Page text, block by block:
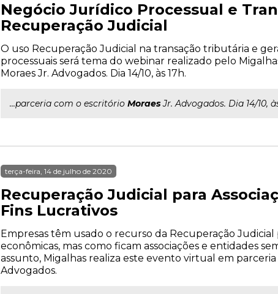
Negócio Jurídico Processual e
Recuperação Judicial
O uso Recuperação Judicial na transação tributária e
processuais será tema do webinar realizado pelo
Moraes Jr. Advogados. Dia 14/10, às 17h.
...parceria com o escritório MoraesJr. Advogados. Dia 14/10,
terça-feira, 14 de julho de 2020
Recuperação Judicial para
Fins Lucrativos
Empresas têm usado o recurso da Recuperação Judicial
econômicas, mas como ficam associações e entidades
assunto, Migalhas realiza este evento virtual em parceria
Advogados.